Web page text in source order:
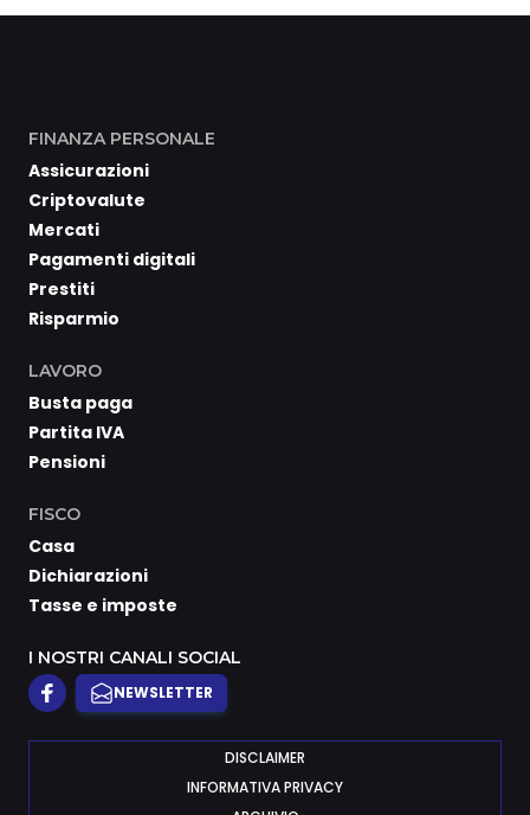
FINANZA PERSONALE
Assicurazioni
Criptovalute
Mercati
Pagamenti digitali
Prestiti
Risparmio
LAVORO
Busta paga
Partita IVA
Pensioni
FISCO
Casa
Dichiarazioni
Tasse e imposte
I NOSTRI CANALI SOCIAL
NEWSLETTER
DISCLAIMER
INFORMATIVA PRIVACY